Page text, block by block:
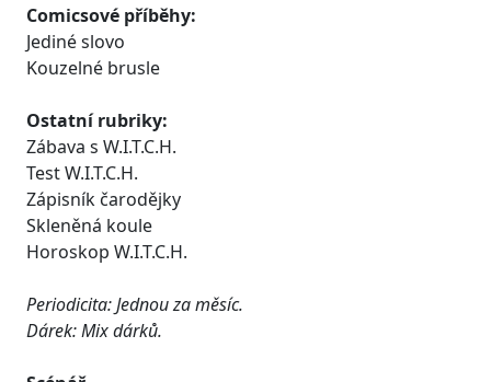
Comicsové příběhy:
Jediné slovo
Kouzelné brusle
Ostatní rubriky:
Zábava s W.I.T.C.H.
Test W.I.T.C.H.
Zápisník čarodějky
Skleněná koule
Horoskop W.I.T.C.H.
Periodicita: Jednou za měsíc.
Dárek: Mix dárků.